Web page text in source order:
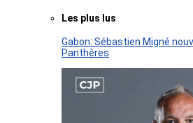
Les plus lus
Gabon: Sébastien Migné
Panthères